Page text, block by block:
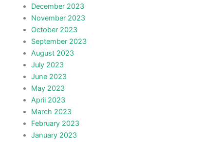
December 2023
November 2023
October 2023
September 2023
August 2023
July 2023
June 2023
May 2023
April 2023
March 2023
February 2023
January 2023